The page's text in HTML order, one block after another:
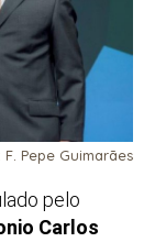
F. Pepe Guimarães
pelo
Carlos